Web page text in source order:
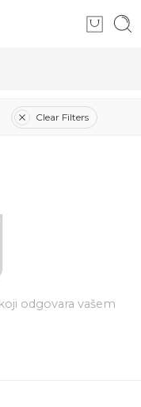
Clear Filters
odgovara vašem